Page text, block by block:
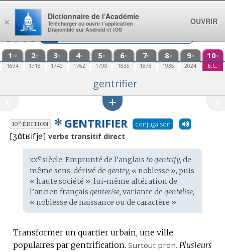
Aller au contenu
1 re
1694
2e
1718
3e
1740
4e
1762
5e
1798
6e
1835
7e
1878
8e
1935
9e
2024
10e
E.C.
gentrifier
10eÉDITION ✻ GENTRIFIER conjugaison
[ʒɑ̃tʁifje] verbe transitif direct
Étymologie
:
xxesiècle. Emprunté de l’anglais to gentrify, de
même sens, dérivé de gentry, « noblesse », puis
« haute société », lui-même altération de
l’ancien français genterise, variante de gentelise,
« noblesse de naissance ou de caractère ».
Transformer un quartier urbain, une ville
populaires par gentrification. Surtout pron. Plusieurs
×
Dictionnaire de l’Académie
Télécharger ou ouvrir l’application
Disponible sur Android et iOS
OUVRIR